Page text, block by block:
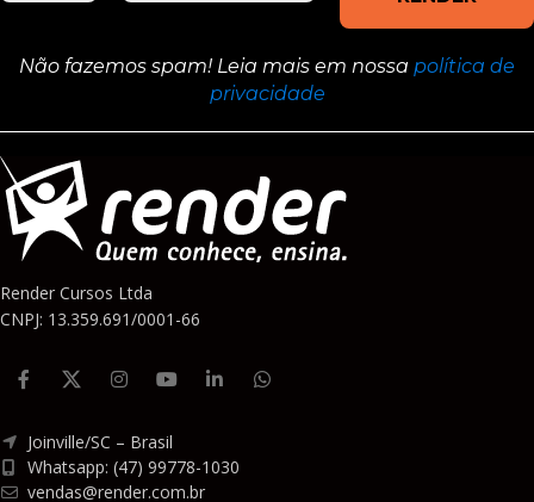
Não fazemos spam! Leia mais em nossa política de
privacidade
Render Cursos Ltda
CNPJ: 13.359.691/0001-66
Joinville/SC – Brasil
Whatsapp: (47) 99778-1030
vendas@render.com.br